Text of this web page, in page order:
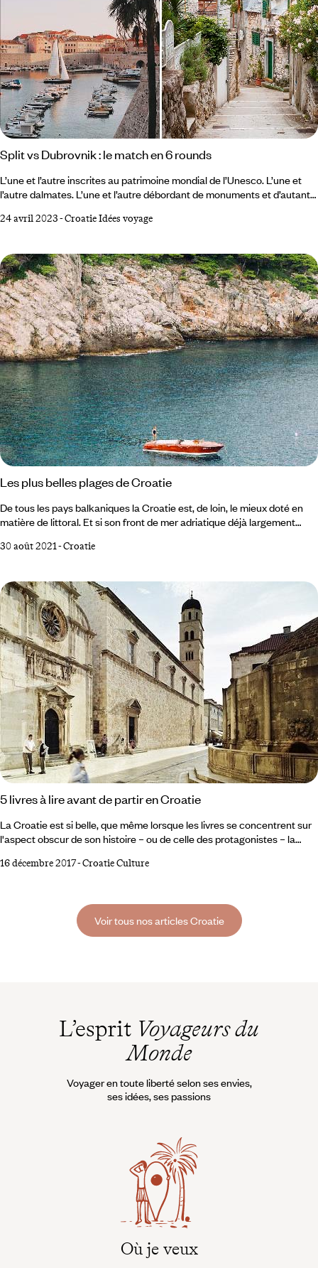
Split vs Dubrovnik : le match en 6 rounds
L’une et l’autre inscrites au patrimoine mondial de l’Unesco. L’une et
l’autre dalmates. L’une et l’autre débordant de monuments et d’autant
aider à choisir – sachant qu’une fois passés en revue leurs avantages
intérêts et des charmes... Il n’est pas tant question de plus et de moins
que d’autrement, de différences qui se complètent et s’appellent.
24 avril 2023-Croatie Idées voyage
Les plus belles plages de Croatie
De tous les pays balkaniques la Croatie est, de loin, le mieux doté en
matière de littoral. Et si son front de mer adriatique déjà largement
millier d’îles à l’esthétisme tout méditerranéen. Tour d’horizon des plus
Brac) Banje Beach (Dubrovnik) Betina Cave (Dubrovnik) Ninska
Laguna (Nin) Stiniva (île de Vis) Dubovica (île de Hvar) Beritnica (île de
Pag) 1 La plage de Zlatni Rat,
30 août 2021-Croatie
5 livres à lire avant de partir en Croatie
La Croatie est si belle, que même lorsque les livres se concentrent sur
l'aspect obscur de son histoire – ou de celle des protagonistes – la
avec le bleu de la mer, sa lumière franche et apaisante, ouvre toujours
16 décembre 2017-Croatie Culture
Voir tous nos articles Croatie
L’esprit Voyageurs du
Monde
Voyager en toute liberté selon ses envies,
ses idées, ses passions
Où je veux